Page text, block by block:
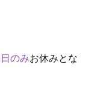
のみお休みとな